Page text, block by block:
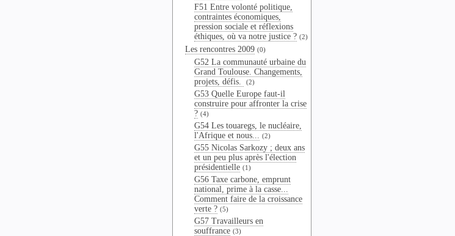
F51 Entre volonté politique,
contraintes économiques,
pression sociale et réflexions
éthiques, où va notre justice ? (2)
Les rencontres 2009 (0)
G52 La communauté urbaine du
Grand Toulouse. Changements,
projets, défis.
(2)
G53 Quelle Europe faut-il
construire pour affronter la crise
? (4)
G54 Les touaregs, le nucléaire,
l'Afrique et nous... (2)
G55 Nicolas Sarkozy ; deux ans
et un peu plus après l'élection
présidentielle (1)
G56 Taxe carbone, emprunt
national, prime à la casse...
Comment faire de la croissance
verte ? (5)
G57 Travailleurs en
souffrance (3)